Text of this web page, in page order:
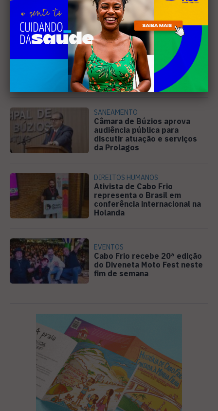
Leia Também
EDUCAÇÃO
Projeto "Interlinhas" lança
concurso de redação para
estudantes do ensino médio
em Cabo Frio
SANEAMENTO
Câmara de Búzios aprova
audiência pública para
discutir atuação e serviços
da Prolagos
DIREITOS HUMANOS
Ativista de Cabo Frio
representa o Brasil em
conferência internacional na
Holanda
EVENTOS
Cabo Frio recebe 20ª edição
do Diveneta Moto Fest neste
fim de semana